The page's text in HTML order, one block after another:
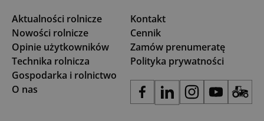
Aktualności rolnicze
Nowości rolnicze
Opinie użytkowników
Technika rolnicza
Gospodarka i rolnictwo
O nas
Kontakt
Cennik
Zamów prenumeratę
Polityka prywatności